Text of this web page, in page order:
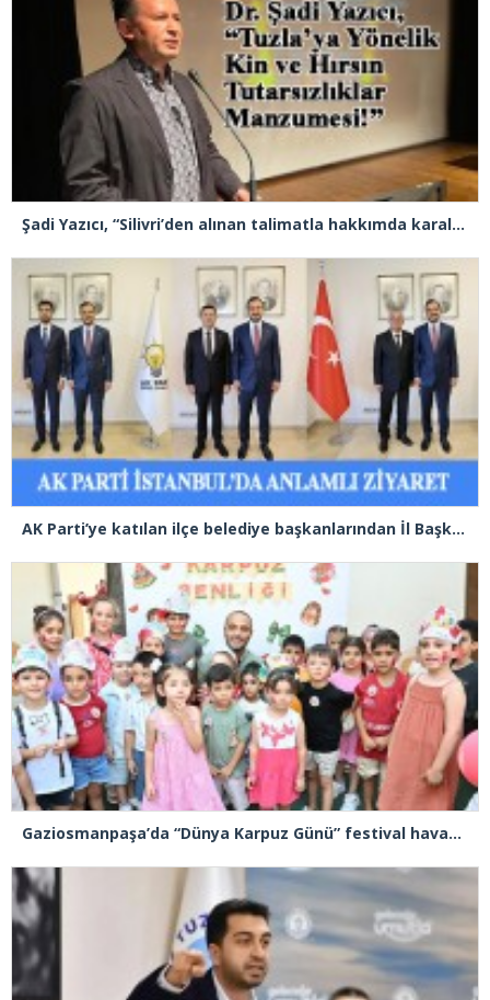
Şadi Yazıcı, “Silivri’den alınan talimatla hakkımda karalama kampanyası yürütülüyor”
AK Parti’ye katılan ilçe belediye başkanlarından İl Başkanı Özdemir’e ziyaret
Gaziosmanpaşa’da “Dünya Karpuz Günü” festival havasında kutlandı